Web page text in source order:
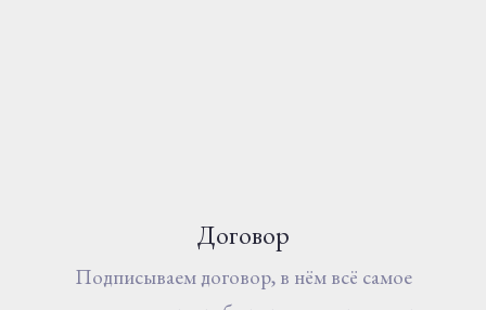
Договор
Подписываем договор, в нём всё самое